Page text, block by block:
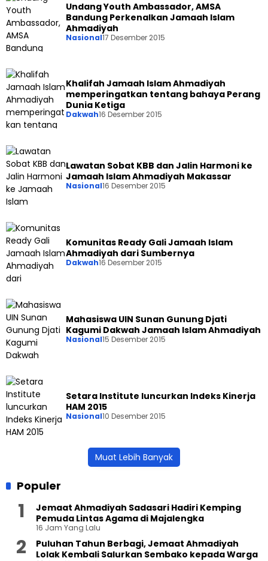
Undang Youth Ambassador, AMSA
Bandung Perkenalkan Jamaah Islam
Ahmadiyah
Nasional17 Desember 2015
Khalifah Jamaah Islam Ahmadiyah
memperingatkan tentang bahaya Perang
Dunia Ketiga
Dakwah16 Desember 2015
Lawatan Sobat KBB dan Jalin Harmoni ke
Jamaah Islam Ahmadiyah Makassar
Nasional16 Desember 2015
Komunitas Ready Gali Jamaah Islam
Ahmadiyah dari Sumbernya
Dakwah16 Desember 2015
Mahasiswa UIN Sunan Gunung Djati
Kagumi Dakwah Jamaah Islam Ahmadiyah
Nasional15 Desember 2015
Setara Institute luncurkan Indeks Kinerja
HAM 2015
Nasional10 Desember 2015
Muat Lebih Banyak
Populer
Jemaat Ahmadiyah Sadasari Hadiri Kemping
Pemuda Lintas Agama di Majalengka
16 Jam Yang Lalu
Puluhan Tahun Berbagi, Jemaat Ahmadiyah
Lolak Kembali Salurkan Sembako kepada Warga